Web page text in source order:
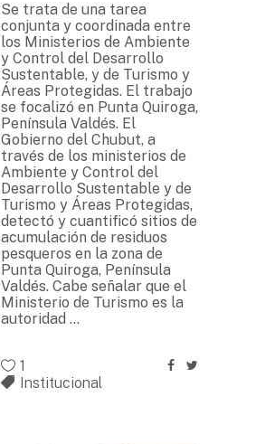
Se trata de una tarea
conjunta y coordinada entre
los Ministerios de Ambiente
y Control del Desarrollo
Sustentable, y de Turismo y
Áreas Protegidas. El trabajo
se focalizó en Punta Quiroga,
Península Valdés. El
Gobierno del Chubut, a
través de los ministerios de
Ambiente y Control del
Desarrollo Sustentable y de
Turismo y Áreas Protegidas,
detectó y cuantificó sitios de
acumulación de residuos
pesqueros en la zona de
Punta Quiroga, Península
Valdés. Cabe señalar que el
Ministerio de Turismo es la
autoridad
1
Institucional